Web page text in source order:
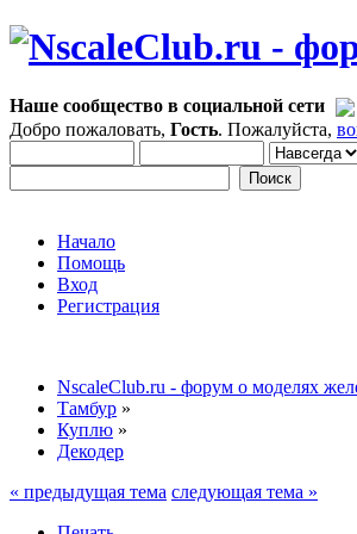
Наше сообщество в социальной сети
Добро пожаловать, Гость. Пожалуйста,
Начало
Помощь
Вход
Регистрация
NscaleClub.ru - форум о моделях
Тамбур »
Куплю »
Декодер
« предыдущая тема следующая тема »